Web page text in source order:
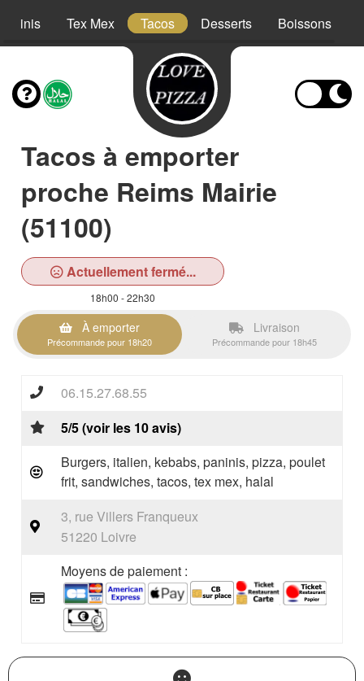
Tex Mex Tacos Desserts Boissons
Tacos à emporter
proche Reims Mairie
(51100)
Actuellement fermé...
18h00 - 22h30
À emporter
Précommande pour 18h20
Livraison
Précommande pour 18h45
06.15.27.68.55
5/5 (voir les 10 avis)
Burgers, italien, kebabs, paninis, pizza, poulet
frit, sandwiches, tacos, tex mex, halal
3, rue Villers Franqueux
51220 Loivre
Moyens de paiement :